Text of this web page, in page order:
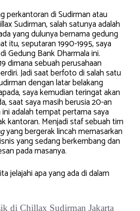
perkantoran di Sudirman atau
Sudirman, salah satunya adalah
yang dulunya bernama gedung
itu, seputaran 1990-1995, saya
Gedung Bank Dharmala ini.
dimana sebuah perusahaan
Jadi saat berfoto di salah satu
dengan latar belakang
saya kemudian teringat akan
saat saya masih berusia 20-an
adalah tempat pertama saya
kantoran. Menjadi staf sebuah tim
yang bergerak lincah memasarkan
yang sedang berkembang dan
pada masanya.
jelajahi apa yang ada di dalam